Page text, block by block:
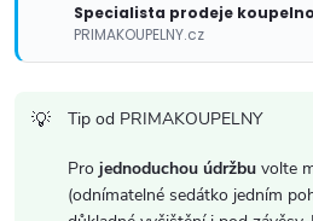
v
ý
Specialista prodeje
PRIMAKOUPELNY.cz
Tip od PRIMAKOUPELNY
Pro jednoduchou údržbu volte
(odnímatelné sedátko jedním